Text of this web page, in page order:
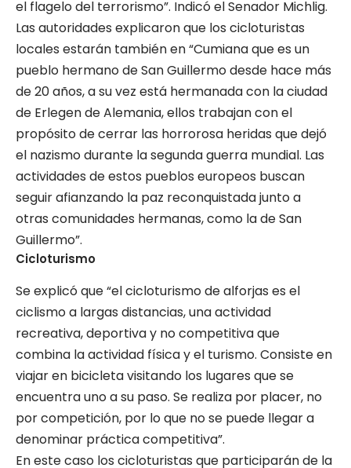
el flagelo del terrorismo”. Indicó el Senador Michlig.
Las autoridades explicaron que los cicloturistas
locales estarán también en “Cumiana que es un
pueblo hermano de San Guillermo desde hace más
de 20 años, a su vez está hermanada con la ciudad
de Erlegen de Alemania, ellos trabajan con el
propósito de cerrar las horrorosa heridas que dejó
el nazismo durante la segunda guerra mundial. Las
actividades de estos pueblos europeos buscan
seguir afianzando la paz reconquistada junto a
otras comunidades hermanas, como la de San
Guillermo”.
Cicloturismo
Se explicó que “el cicloturismo de alforjas es el
ciclismo a largas distancias, una actividad
recreativa, deportiva y no competitiva que
combina la actividad física y el turismo. Consiste en
viajar en bicicleta visitando los lugares que se
encuentra uno a su paso. Se realiza por placer, no
por competición, por lo que no se puede llegar a
denominar práctica competitiva”.
En este caso los cicloturistas que participarán de la